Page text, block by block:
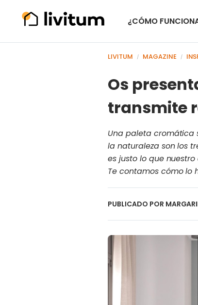
¿CÓMO
LIVITUM / MAGAZINE /
Os
transmite
Una paleta cromática
la naturaleza son los
es justo lo que
Te contamos cómo lo
PUBLICADO POR